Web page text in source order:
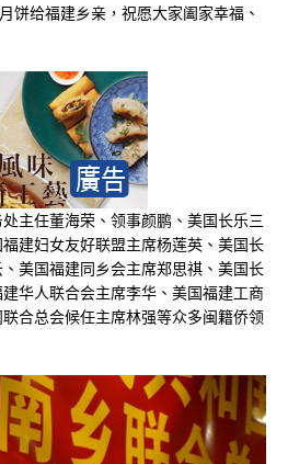
饼给福建乡亲，祝愿大家阖家幸福、
主任董海荣、领事颜鹏、美国长乐三
建妇女友好联盟主席杨莲英、美国长
美国福建同乡会主席郑思祺、美国长
华人联合会主席李华、美国福建工商
合总会候任主席林强等众多闽籍侨领